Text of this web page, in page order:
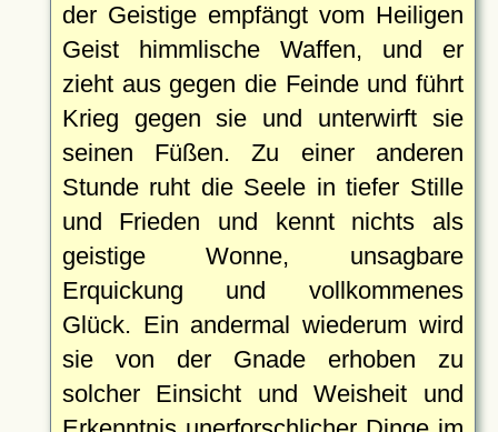
der Geistige empfängt vom Heiligen
Geist himmlische Waffen, und er
zieht aus gegen die Feinde und führt
Krieg gegen sie und unterwirft sie
seinen Füßen. Zu einer anderen
Stunde ruht die Seele in tiefer Stille
und Frieden und kennt nichts als
geistige Wonne, unsagbare
Erquickung und vollkommenes
Glück. Ein andermal wiederum wird
sie von der Gnade erhoben zu
solcher Einsicht und Weisheit und